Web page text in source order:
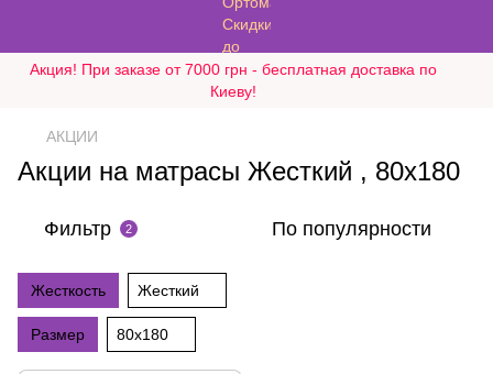
Акция! При заказе от 7000 грн - бесплатная доставка по
Киеву!
АКЦИИ
Акции на матрасы Жесткий , 80х180
Фильтр 2 По популярности
Жесткость Жесткий
Размер 80х180